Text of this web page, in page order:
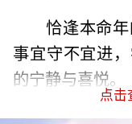
恰逢本命
事宜守不宜进
的宁静与喜悦。
此外，梦
点击